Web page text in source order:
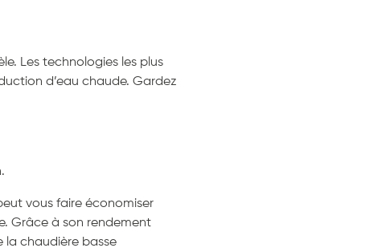
Les technologies les plus
d’eau chaude. Gardez
vous faire économiser
Grâce à son rendement
la chaudière basse